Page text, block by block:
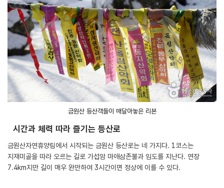
금원산 등산객들이 매달아놓은 리본
시간과 체력 따라 즐기는 등산로
금원산자연휴양림에서 시작되는 금원산 등산로는 네 가지다. 1코스는
지재미골을 따라 오르는 길로 가섭암 마애삼존불과 임도를 지난다. 연장
7.4km지만 길이 매우 완만하여 3시간이면 정상에 이를 수 있다.